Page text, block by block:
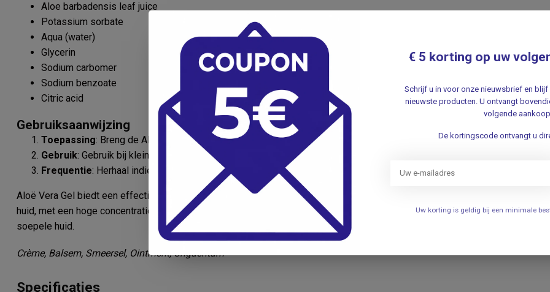
Aloe barbadensis leaf juice
Potassium sorbate
Aqua (water)
Glycerin
Sodium carbomer
Sodium benzoate
Citric acid
Gebruiksaanwijzing
Toepassing: Breng de Aloë Vera Gel onvermengd aan op een droge, schone huid.
Gebruik: Gebruik bij kleine huidprobleempjes op gezicht of lichaam.
Frequentie: Herhaal indien nodig voor optimale resultaten.
Aloë Vera Gel biedt een effectieve en natuurlijke oplossing voor de verzorging en bescherming van uw
huid, met een hoge concentratie aan actieve ingrediënten die zorgen voor een gezonde, gehydrateerde en
soepele huid.
Crème, Balsem, Smeersel, Ointment, Unguentum
Specificaties
€ 5 korting op uw
Schrijf u in voor onze nieuwsbrief en
nieuwste producten. U ontvangt
volgende
De kortingscode ontvangt u
Uw korting is geldig bij een minimale